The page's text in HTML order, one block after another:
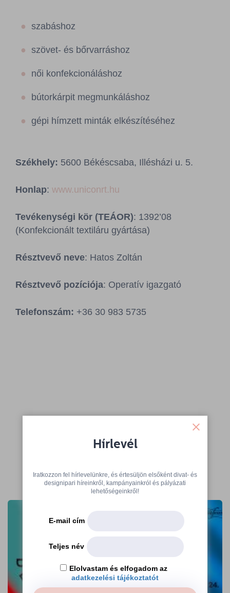
szabáshoz
szövet- és bőrvarráshoz
női konfekcionáláshoz
bútorkárpit megmunkáláshoz
gépi hímzett minták elkészítéséhez
Székhely: 5600 Békéscsaba, Illésházi u. 5.
Honlap: www.uniconrt.hu
Tevékenységi kör (TEÁOR): 1392’08
(Konfekcionált textiláru gyártása)
Résztvevő neve: Hatos Zoltán
Résztvevő pozíciója: Operatív igazgató
Telefonszám: +36 30 983 5735
További cikkek
Hírlevél
Iratkozzon fel hírlevelünkre, és értesüljön elsőként divat- és
designipari híreinkről, kampányainkról és pályázati
lehetőségeinkről!
E-mail cím
Teljes név
Elolvastam és elfogadom az
adatkezelési tájékoztatót